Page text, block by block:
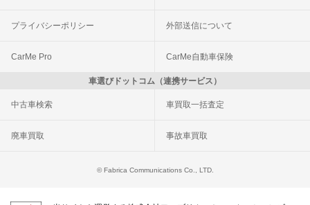
プライバシーポリシー 外部送信について
CarMe Pro CarMe自動車保険
車選びドットコム（連携サービス）
中古車検索 車買取一括査定
廃車買取 事故車買取
© Fabrica Communications Co., LTD.